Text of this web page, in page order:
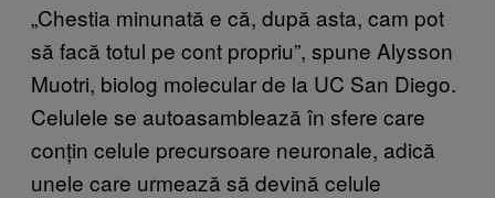
„Chestia minunată e că, după asta, cam pot
să facă totul pe cont propriu”, spune Alysson
Muotri, biolog molecular de la UC San Diego.
Celulele se autoasamblează în sfere care
conțin celule precursoare neuronale, adică
unele care urmează să devină celule